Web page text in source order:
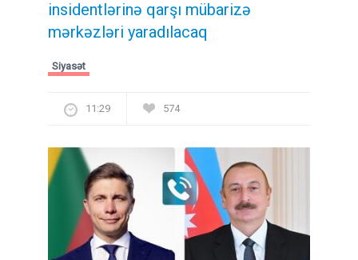
insidentlərinə qarşı mübarizə
mərkəzləri yaradılacaq
Siyasət
11:29 574